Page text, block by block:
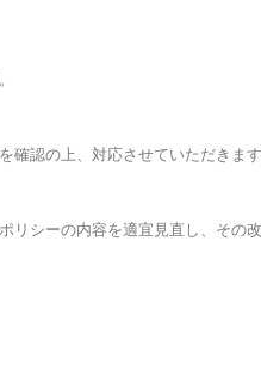
認の上、対応させていただきます
シーの内容を適宜見直し、その改